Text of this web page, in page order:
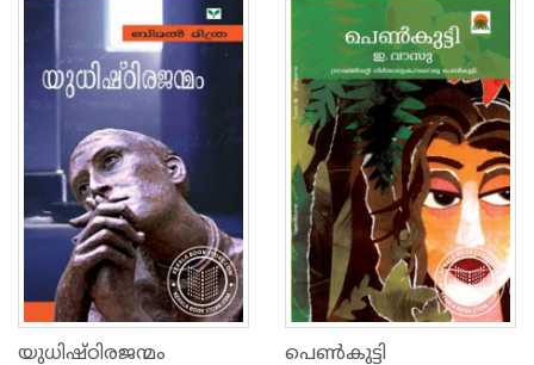
യുധിഷ്ഠിരജന്മം പെണ്‍കുട്ടി